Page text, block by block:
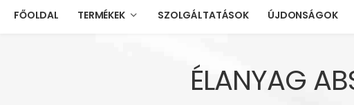
FŐOLDAL TERMÉKEK SZOLGÁLTATÁSOK ÚJDONSÁGOK
ÉLANYAG